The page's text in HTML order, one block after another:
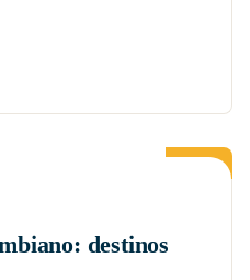
28
destinos